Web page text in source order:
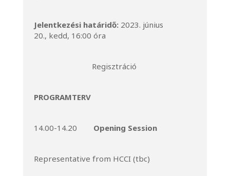
Jelentkezési határidő:2023. június
20., kedd, 16:00 óra
Regisztráció
PROGRAMTERV
14.00-14.20 Opening Session
Representative from HCCI (tbc)